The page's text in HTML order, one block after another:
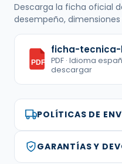
Descarga la ficha oficial
desempeño, dimensiones
PDF
ficha-
PDF · Idioma
descargar
POLÍTICAS DE
GARANTÍAS Y